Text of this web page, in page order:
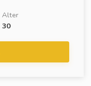
Alter
30